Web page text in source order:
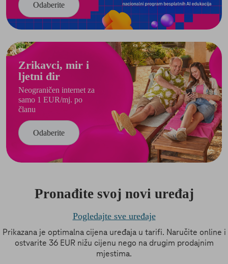
Odaberite
Zrikavci, mir i
ljetni đir
Neograničen internet za
samo 1 EUR/mj. po
članu
Odaberite
Pronađite svoj novi uređaj
Pogledajte sve uređaje
Prikazana je optimalna cijena uređaja u tarifi. Naručite online i
ostvarite 36 EUR nižu cijenu nego na drugim prodajnim
mjestima.